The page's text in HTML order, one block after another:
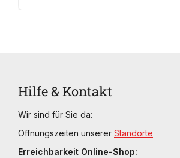
Hilfe & Kontakt
Wir sind für Sie da:
Öffnungszeiten unserer Standorte
Erreichbarkeit Online-Shop: